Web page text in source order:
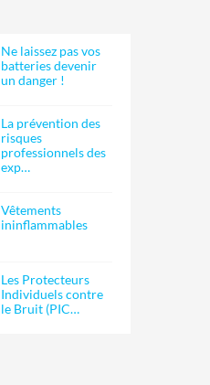
Ne laissez pas vos
batteries devenir
un danger !
La prévention des
risques
professionnels des
exp…
Vêtements
ininflammables
Les Protecteurs
Individuels contre
le Bruit (PIC…